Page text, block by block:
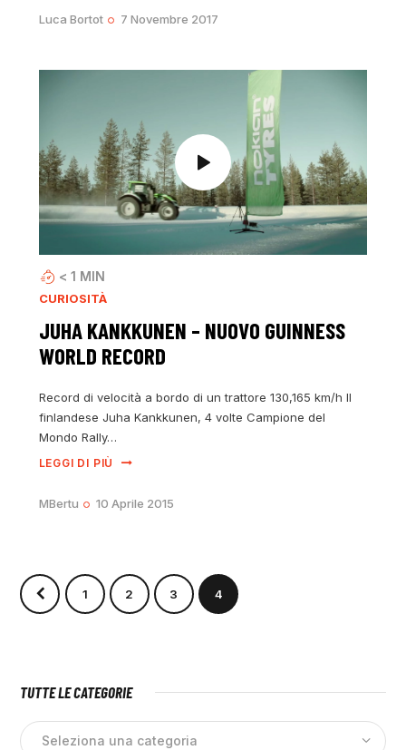
Luca Bortot 7 Novembre 2017
< 1 MIN
CURIOSITÀ
JUHA KANKKUNEN – NUOVO GUINNESS
WORLD RECORD
Record di velocità a bordo di un trattore 130,165 km/h Il
finlandese Juha Kankkunen, 4 volte Campione del
Mondo Rally…
LEGGI DI PIÙ
MBertu 10 Aprile 2015
1 2 3 4
TUTTE LE CATEGORIE